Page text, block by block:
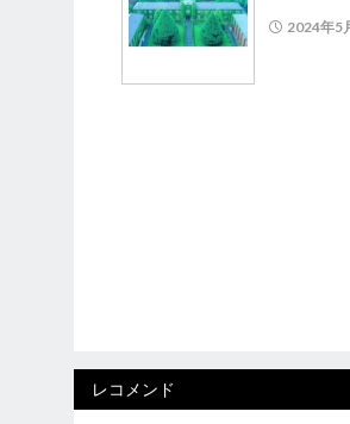
2024年5
レコメンド